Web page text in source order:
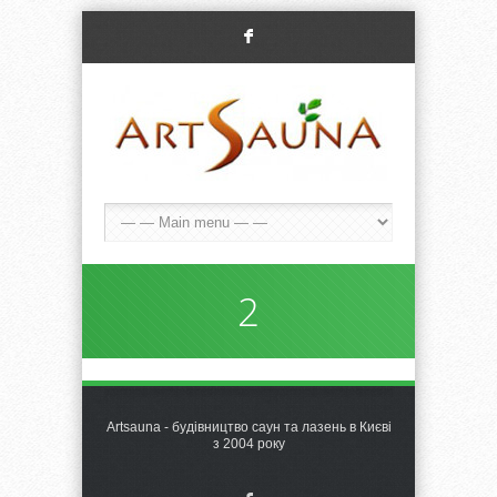
F
2
Artsauna - будівництво саун та лазень в Києві
з 2004 року